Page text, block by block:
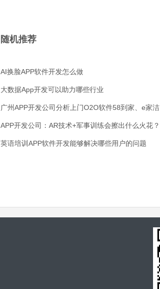
随机推荐
AI换脸APP软件开发怎么做
大数据App开发可以助力哪些行业
广州APP开发公司分析上门O2O软件58到家、e家洁
APP开发公司：AR技术+军事训练会擦出什么火花？
英语培训APP软件开发能够解决哪些用户的问题